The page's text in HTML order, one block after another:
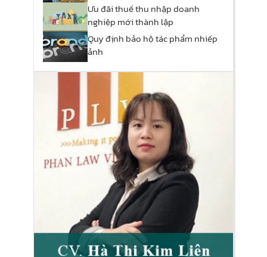
Ưu đãi thuế thu nhập doanh
nghiệp mới thành lập
Quy định bảo hộ tác phẩm nhiếp
ảnh